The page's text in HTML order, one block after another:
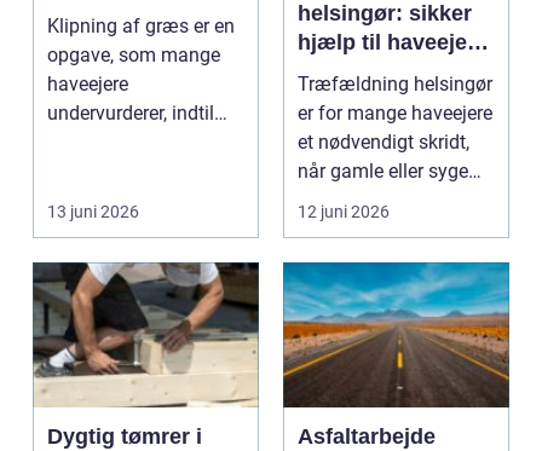
Klipning af græs er en
opgave, som mange
haveejere
undervurderer, indtil
13 juni 2026
helsingør: sikker
hjælp til haveejere
og virksomheder
Træfældning helsingør
er for mange haveejere
et nødvendigt skridt,
når gamle eller syge
træer skaber...
12 juni 2026
Dygtig tømrer i
Asfaltarbejde